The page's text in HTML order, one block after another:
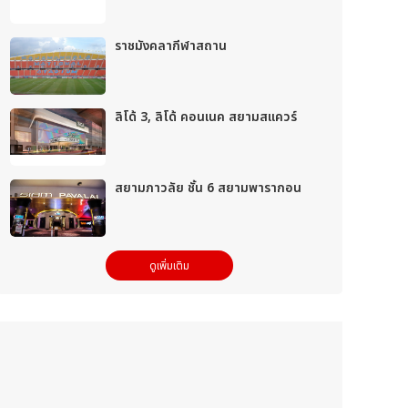
ราชมังคลากีฬาสถาน
ลิโด้ 3, ลิโด้ คอนเนค สยามสแควร์
สยามภาวลัย ชั้น 6 สยามพารากอน
ดูเพิ่มเติม